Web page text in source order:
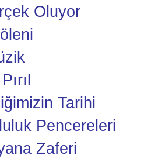
Oluyor
Tarihi
Pencereleri
Zaferi